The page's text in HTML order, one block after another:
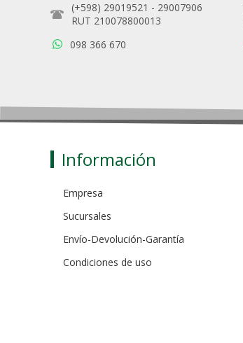
(+598) 29019521 - 29007906
RUT 210078800013
098 366 670
Información
Empresa
Sucursales
Envío-Devolución-Garantía
Condiciones de uso